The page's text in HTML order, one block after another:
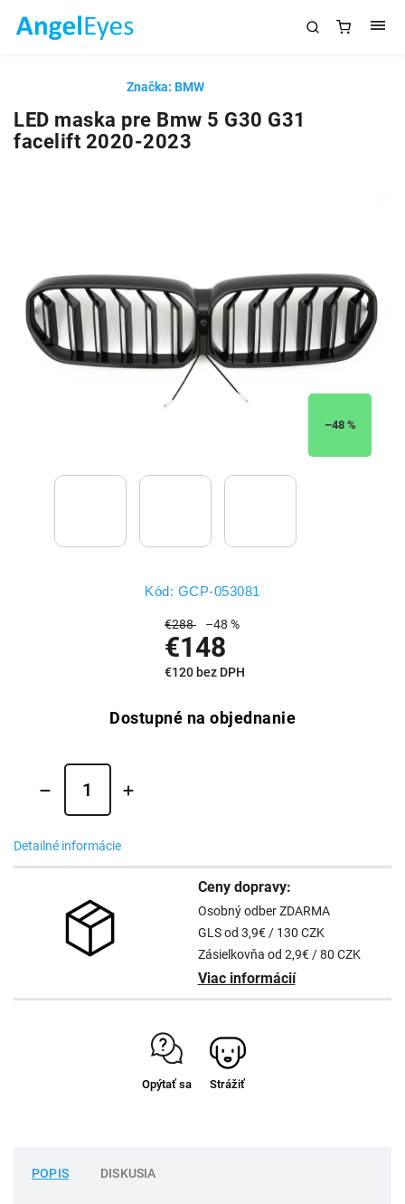
LED maska pre Bmw 5 G30 G31
facelift 2020-2023
–48 %
Kód: GCP-053081
€288 –48 %
€148
€120 bez DPH
Značka:BMW
Dostupné na objednanie
Detailné informácie
Ceny dopravy:
Osobný odber ZDARMA
GLS od 3,9€ / 130 CZK
Zásielkovňa od 2,9€ / 80 CZK
Viac informácií
Opýtať sa Strážiť
POPIS DISKUSIA